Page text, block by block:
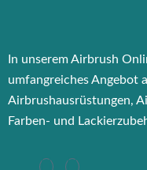
In unserem Airbrush
umfangreiches Angebot
Airbrushausrüstungen,
Farben- und